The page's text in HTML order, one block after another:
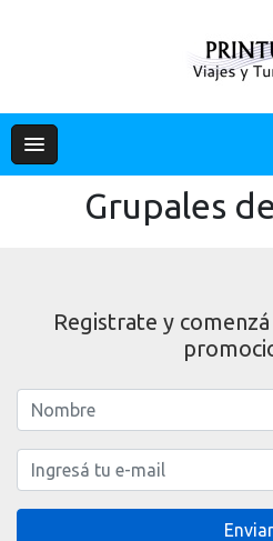
Grupales
Registrate y
Enviar